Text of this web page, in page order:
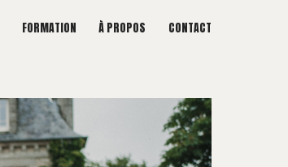
FORMATION À PROPOS CONTACT